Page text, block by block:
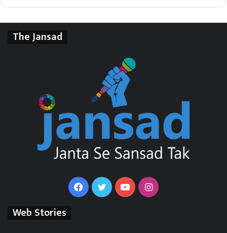
The Jansad
FacebookTwitterYouTubeInstagram
Web Stories